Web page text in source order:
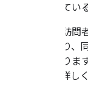
使用してい
サイト訪
れにより
うになり
ます。詳し